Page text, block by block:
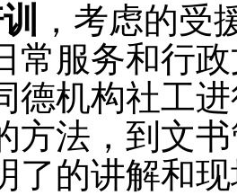
，考虑的受
常服务和行
德机构社工
方法 ，到 文
了的讲解和